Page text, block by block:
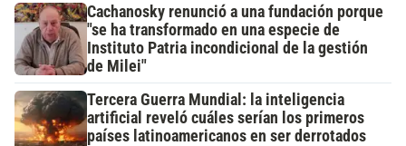
Cachanosky renunció a una fundación porque
"se ha transformado en una especie de
Instituto Patria incondicional de la gestión
de Milei"
Tercera Guerra Mundial: la inteligencia
artificial reveló cuáles serían los primeros
países latinoamericanos en ser derrotados